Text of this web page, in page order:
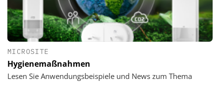
MICROSITE
Hygienemaßnahmen
Lesen Sie Anwendungsbeispiele und News zum Thema